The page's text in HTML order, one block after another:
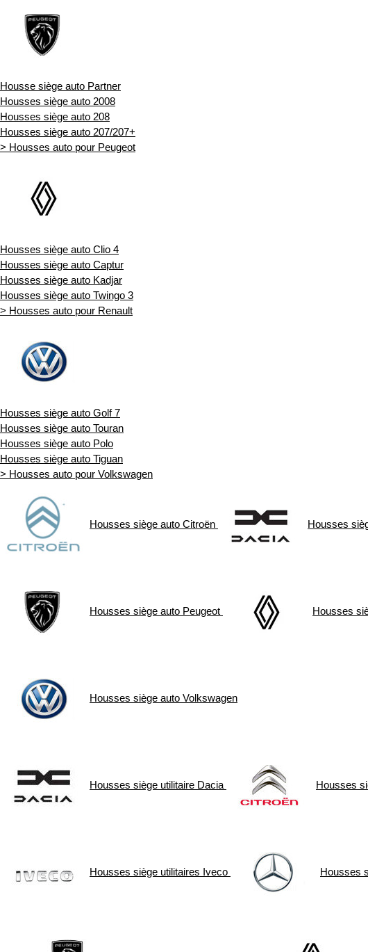
Housse siège auto Partner
Housses siège auto 2008
Housses siège auto 208
Housses siège auto 207/207+
> Housses auto pour Peugeot
Housses siège auto Clio 4
Housses siège auto Captur
Housses siège auto Kadjar
Housses siège auto Twingo 3
> Housses auto pour Renault
Housses siège auto Golf 7
Housses siège auto Touran
Housses siège auto Polo
Housses siège auto Tiguan
> Housses auto pour Volkswagen
Housses siège auto Citroën Housses
Housses siège auto Peugeot Housses
Housses siège auto Volkswagen
Housses siège utilitaire Dacia Housses
Housses siège utilitaires Iveco Housses